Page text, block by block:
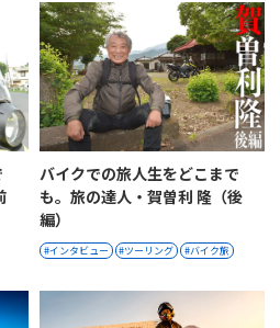
バイクでの旅人生をどこまで
も。旅の達人・賀曽利 隆（後
編）
インタビュー ツーリング バイク旅